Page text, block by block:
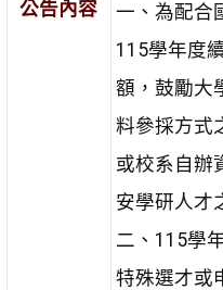
公告內容
一、為配合
115學年度
額，鼓勵大
料參採方式
或校系自辦
安學研人才
二、115學
特殊選才或